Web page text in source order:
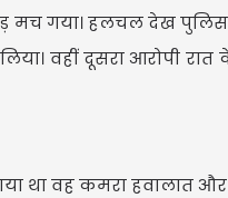
गया। हलचल देख पुलिस
वहीं दूसरा आरोपी
गया था वह कमरा